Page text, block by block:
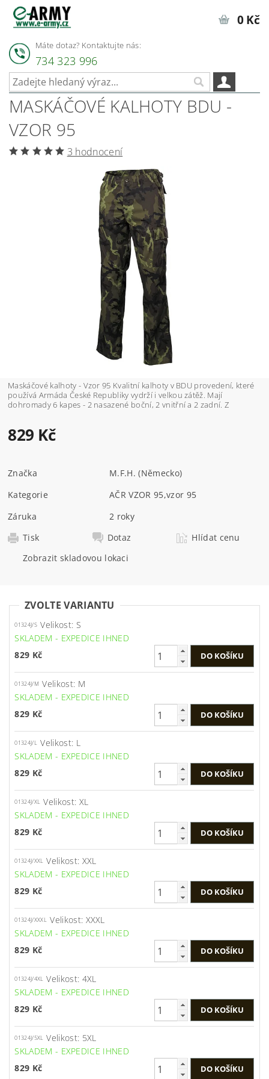
Máte dotaz? Kontaktujte nás:
734 323 996
0 Kč
MASKÁČOVÉ KALHOTY BDU -
VZOR 95
3 hodnocení
Maskáčové kalhoty - Vzor 95 Kvalitní kalhoty v BDU provedení, které
používá Armáda České Republiky vydrží i velkou zátěž. Mají
dohromady 6 kapes - 2 nasazené boční, 2 vnitřní a 2 zadní. Z
829 Kč
Značka
M.F.H. (Německo)
Kategorie
AČR VZOR 95,vzor 95
Záruka
2 roky
Tisk
Dotaz
Hlídat cenu
Zobrazit skladovou lokaci
ZVOLTE VARIANTU
01324J/S Velikost: S
SKLADEM - EXPEDICE IHNED
829 Kč
01324J/M Velikost: M
SKLADEM - EXPEDICE IHNED
829 Kč
01324J/L Velikost: L
SKLADEM - EXPEDICE IHNED
829 Kč
01324J/XL Velikost: XL
SKLADEM - EXPEDICE IHNED
829 Kč
01324J/XXL Velikost: XXL
SKLADEM - EXPEDICE IHNED
829 Kč
01324J/XXXL Velikost: XXXL
SKLADEM - EXPEDICE IHNED
829 Kč
01324J/4XL Velikost: 4XL
SKLADEM - EXPEDICE IHNED
829 Kč
01324J/5XL Velikost: 5XL
SKLADEM - EXPEDICE IHNED
829 Kč